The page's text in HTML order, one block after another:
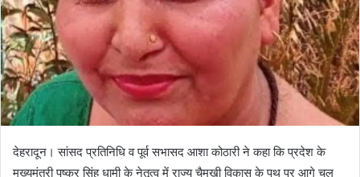
a
i
l
देहरादून। सांसद प्रतिनिधि व पूर्व सभासद आशा कोठारी ने कहा कि प्रदेश के
मुख्यमंत्री पुष्कर सिंह धामी के नेतृत्व में राज्य चैमुखी विकास के पथ पर आगे चल